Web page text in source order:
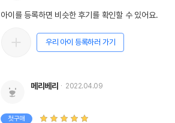
아이를 등록하면 비슷한 후기를 확인할 수 있어요.
우리 아이 등록하러 가기
메리베리 2022.04.09
첫구매